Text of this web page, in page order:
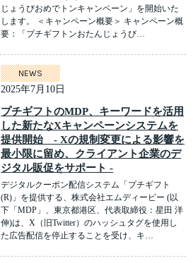
じょうびおめでトンキャンペーン」を開始いた
します。 ＜キャンペーン概要＞ キャンペーン概
要：「プチギフトンおたんじょうび…
NEWS
2025年7月10日
プチギフトのMDP、キーワードを活用
した新たなXキャンペーンシステムを
提供開始 - Xの規制変更による影響を
最小限に留め、クライアント企業のデ
ジタル販促をサポート -
デジタルクーポン配信システム「プチギフト
(R)」を提供する、株式会社エムディーピー (以
下「MDP」、東京都港区、代表取締役：星田 洋
伸)は、X（旧Twitter）のハッシュタグを使用し
た広告配信を停止することを受け、キ…